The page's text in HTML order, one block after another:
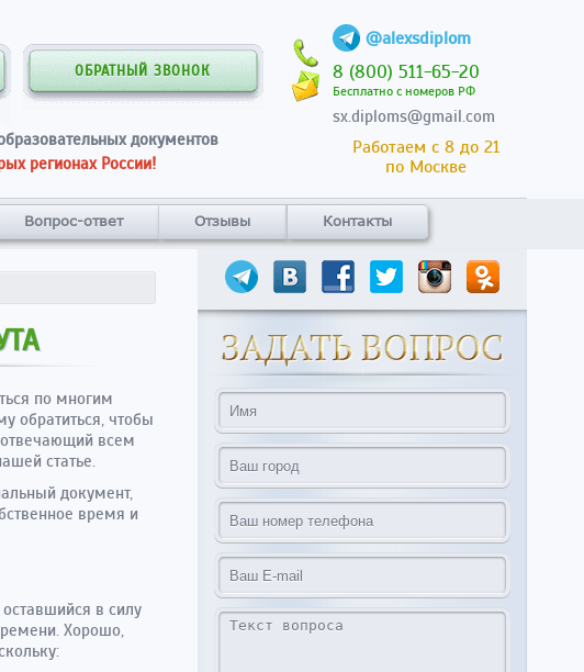
@alexsdiplom
8 (800) 511-65-20
Бесплатно с номеров РФ
sx.diploms@gmail.com
Работаем с 8 до 21
по Москве
ОБРАТНЫЙ ЗВОНОК
документов
регионах России!
Вопрос-ответ Отзывы Контакты
по многим
обратиться, чтобы
отвечающий всем
статье.
документ,
время и
в силу
Хорошо,